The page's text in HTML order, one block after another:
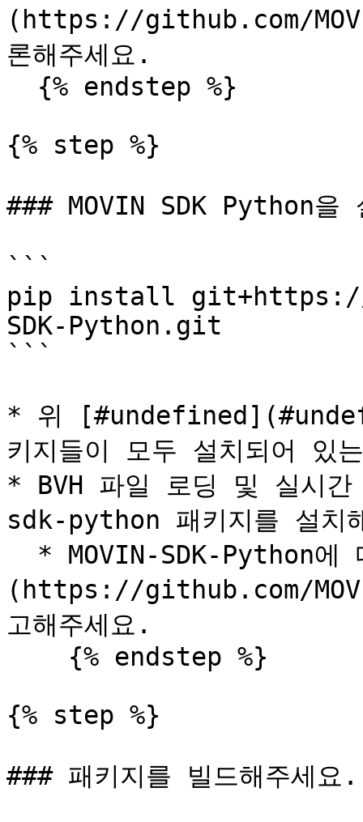
(https://github.com/
론해주세요.
{% step %}
### MOVIN SDK Python을
```
pip install git+https://
SDK-Python.git
```
* 위
키지들이 모두 설치되어 있
* BVH 파일 로딩 및 실시
sdk-python 패키지를 설치
(https://github.com/
고해주세요.
{% step %}
### 패키지를 빌드해주세요.